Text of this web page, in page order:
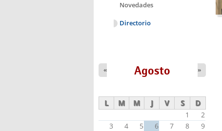
Novedades
Directorio
Agosto
« »
L M M J V S D
1
2
3
4 5 6 7 8
9